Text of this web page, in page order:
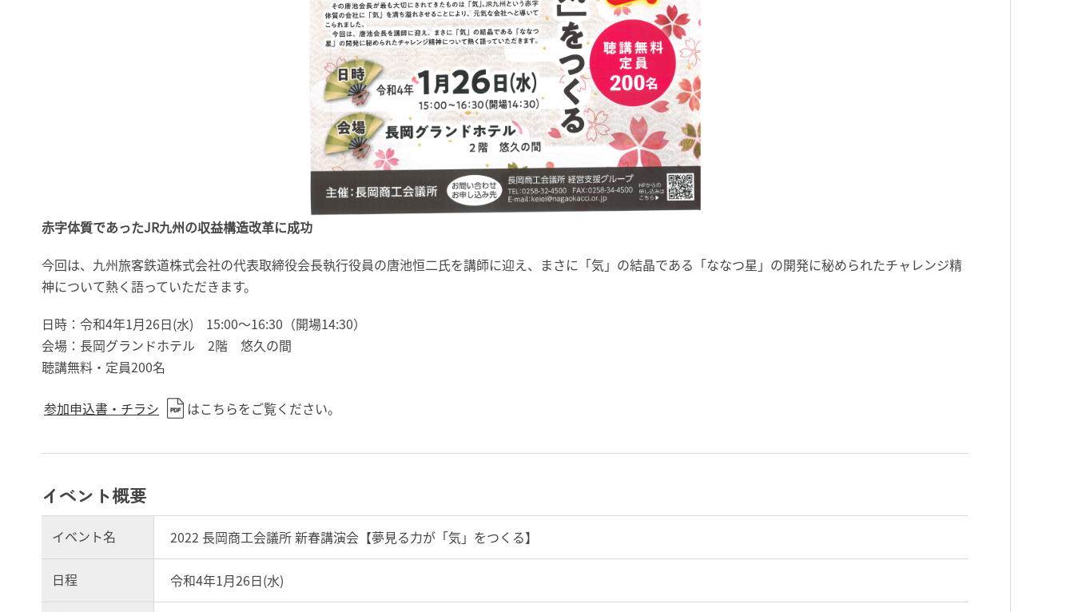
赤字体質であったJR九州の収益構造改革に成功
今回は、九州旅客鉄道株式会社の代表取締役会長執行役員の唐池恒二氏を講師に迎え、まさに「気」の結晶である「ななつ星」の開発に秘められたチャレンジ精
神について熱く語っていただきます。
日時：令和4年1月26日(水) 15:00～16:30（開場14:30）
会場：長岡グランドホテル 2階 悠久の間
聴講無料・定員200名
参加申込書・チラシ はこちらをご覧ください。
イベント概要
イベント名 2022 長岡商工会議所 新春講演会【夢見る力が「気」をつくる】
日程 令和4年1月26日(水)